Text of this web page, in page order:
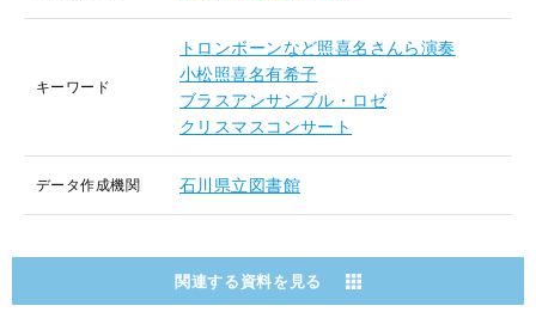
キーワード
トロンボーンなど照喜名さんら演奏
小松照喜名有希子
ブラスアンサンブル・ロゼ
クリスマスコンサート
データ作成機関 石川県立図書館
関連する資料を見る